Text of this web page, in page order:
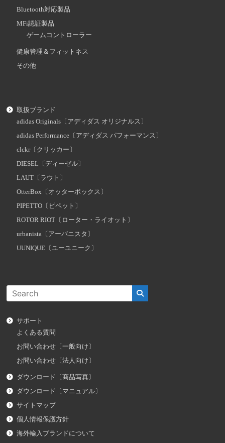
Bluetooth対応製品
MFi認証製品
ゲームコントローラー
健康管理＆フィットネス
その他
取扱ブランド
adidas Originals〔アディダス オリジナルス〕
adidas Performance〔アディダス パフォーマンス〕
clckr〔クリッカー〕
DIESEL〔ディーゼル〕
LAUT〔ラウト〕
OtterBox〔オッターボックス〕
PIPETTO〔ピペット〕
ROTOR RIOT〔ローター・ライオット〕
urbanista〔アーバニスタ〕
UUNIQUE〔ユーユニーク〕
サポート
よくある質問
お問い合わせ〔一般向け〕
お問い合わせ〔法人向け〕
ダウンロード〔商品写真〕
ダウンロード〔マニュアル〕
サイトマップ
個人情報保護方針
海外輸入ブランドについて